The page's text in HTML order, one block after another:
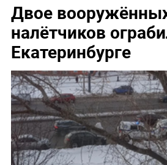
Двое
налётчиков
Екатеринбурге